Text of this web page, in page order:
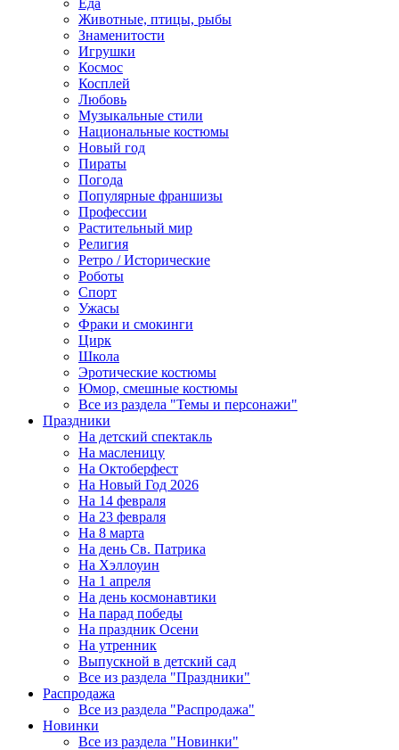
Еда
Животные, птицы, рыбы
Знаменитости
Игрушки
Космос
Косплей
Любовь
Музыкальные стили
Национальные костюмы
Новый год
Пираты
Погода
Популярные франшизы
Профессии
Растительный мир
Религия
Ретро / Исторические
Роботы
Спорт
Ужасы
Фраки и смокинги
Цирк
Школа
Эротические костюмы
Юмор, смешные костюмы
Все из раздела "Темы и персонажи"
Праздники
На детский спектакль
На масленицу
На Октоберфест
На Новый Год 2026
На 14 февраля
На 23 февраля
На 8 марта
На день Св. Патрика
На Хэллоуин
На 1 апреля
На день космонавтики
На парад победы
На праздник Осени
На утренник
Выпускной в детский сад
Все из раздела "Праздники"
Распродажа
Все из раздела "Распродажа"
Новинки
Все из раздела "Новинки"